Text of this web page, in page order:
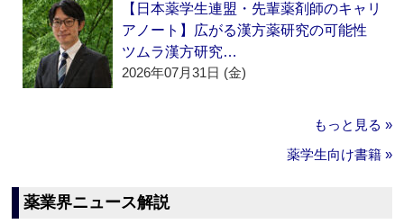
【日本薬学生連盟・先輩薬剤師のキャリ
アノート】広がる漢方薬研究の可能性
ツムラ漢方研究…
2026年07月31日 (金)
もっと見る »
薬学生向け書籍 »
薬業界ニュース解説